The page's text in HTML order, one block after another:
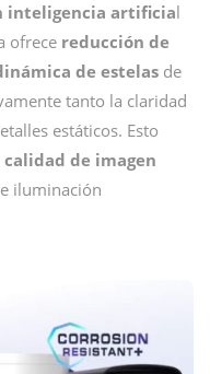
inteligencia artificial
ofrece reducción de
de estelas de
tanto la claridad
estáticos. Esto
calidad de imagen
iluminación